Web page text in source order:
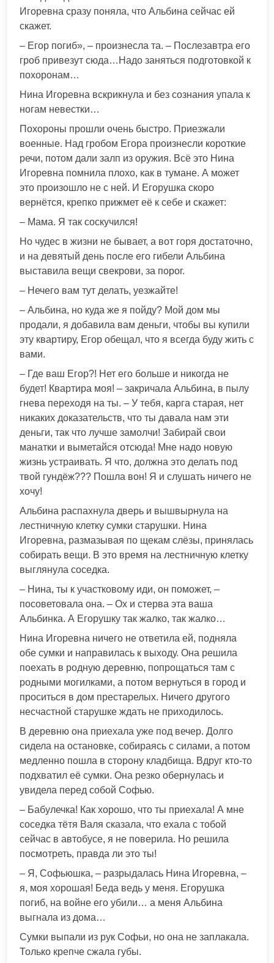
Игоревна сразу поняла, что Альбина сейчас ей
скажет.
– Егор погиб», – произнесла та. – Послезавтра его
гроб привезут сюда…Надо заняться подготовкой к
похоронам…
Нина Игоревна вскрикнула и без сознания упала к
ногам невестки…
Похороны прошли очень быстро. Приезжали
военные. Над гробом Егора произнесли короткие
речи, потом дали залп из оружия. Всё это Нина
Игоревна помнила плохо, как в тумане. А может
это произошло не с ней. И Егорушка скоро
вернётся, крепко прижмет её к себе и скажет:
– Мама. Я так соскучился!
Но чудес в жизни не бывает, а вот горя достаточно,
и на девятый день после его гибели Альбина
выставила вещи свекрови, за порог.
– Нечего вам тут делать, уезжайте!
– Альбина, но куда же я пойду? Мой дом мы
продали, я добавила вам деньги, чтобы вы купили
эту квартиру, Егор обещал, что я всегда буду жить с
вами.
– Где ваш Егор?! Нет его больше и никогда не
будет! Квартира моя! – закричала Альбина, в пылу
гнева переходя на ты. – У тебя, карга старая, нет
никаких доказательств, что ты давала нам эти
деньги, так что лучше замолчи! Забирай свои
манатки и выметайся отсюда! Мне надо новую
жизнь устраивать. Я что, должна это делать под
твой гундёж??? Пошла вон! Я и слушать ничего не
хочу!
Альбина распахнула дверь и вышвырнула на
лестничную клетку сумки старушки. Нина
Игоревна, размазывая по щекам слёзы, принялась
собирать вещи. В это время на лестничную клетку
выглянула соседка.
– Нина, ты к участковому иди, он поможет, –
посоветовала она. – Ох и стерва эта ваша
Альбинка. А Егорушку так жалко, так жалко…
Нина Игоревна ничего не ответила ей, подняла
обе сумки и направилась к выходу. Она решила
поехать в родную деревню, попрощаться там с
родными могилками, а потом вернуться в город и
проситься в дом престарелых. Ничего другого
несчастной старушке ждать не приходилось.
В деревню она приехала уже под вечер. Долго
сидела на остановке, собираясь с силами, а потом
медленно пошла в сторону кладбища. Вдруг кто-то
подхватил её сумки. Она резко обернулась и
увидела перед собой Софью.
– Бабулечка! Как хорошо, что ты приехала! А мне
соседка тётя Валя сказала, что ехала с тобой
сейчас в автобусе, я не поверила. Но решила
посмотреть, правда ли это ты!
– Я, Софьюшка, – разрыдалась Нина Игоревна, –
я, моя хорошая! Беда ведь у меня. Егорушка
погиб, на войне его убили… а меня Альбина
выгнала из дома…
Сумки выпали из рук Софьи, но она не заплакала.
Только крепче сжала губы.